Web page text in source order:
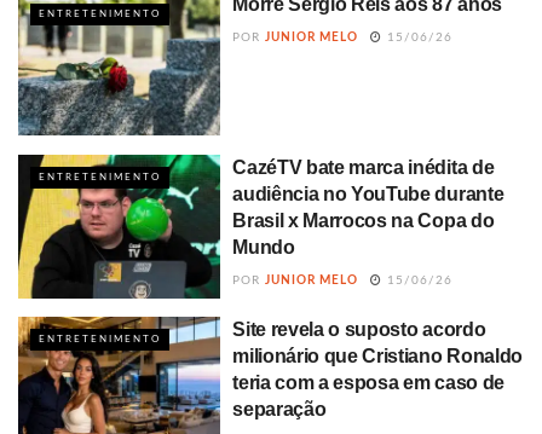
ENTRETENIMENTO Morre Sérgio Reis aos 87 anos
POR JUNIOR MELO 15/06/26
ENTRETENIMENTO
CazéTV bate marca inédita de
audiência no YouTube durante
Brasil x Marrocos na Copa do
Mundo
POR JUNIOR MELO 15/06/26
ENTRETENIMENTO
Site revela o suposto acordo
milionário que Cristiano Ronaldo
teria com a esposa em caso de
separação